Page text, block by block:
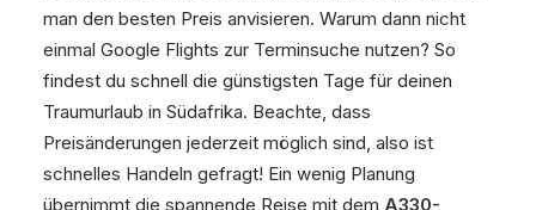
man den besten Preis anvisieren. Warum dann nicht
einmal Google Flights zur Terminsuche nutzen? So
findest du schnell die günstigsten Tage für deinen
Traumurlaub in Südafrika. Beachte, dass
Preisänderungen jederzeit möglich sind, also ist
schnelles Handeln gefragt! Ein wenig Planung
übernimmt die spannende Reise mit dem A330-